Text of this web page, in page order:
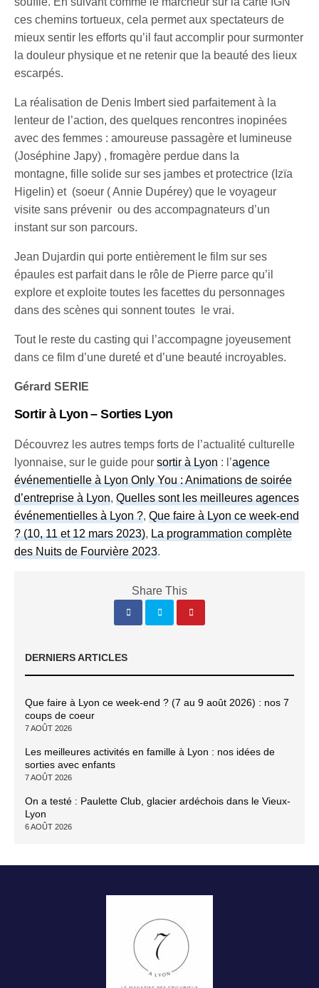
ces chemins tortueux, cela permet aux spectateurs de
mieux sentir les efforts qu’il faut accomplir pour surmonter
la douleur physique et ne retenir que la beauté des lieux
escarpés.
La réalisation de Denis Imbert sied parfaitement à la
lenteur de l’action, des quelques rencontres inopinées
avec des femmes : amoureuse passagère et lumineuse
(Joséphine Japy) , fromagère perdue dans la
montagne, fille solide sur ses jambes et protectrice (Izïa
Higelin) et (soeur ( Annie Dupérey) que le voyageur
visite sans prévenir ou des accompagnateurs d’un
instant sur son parcours.
Jean Dujardin qui porte entièrement le film sur ses
épaules est parfait dans le rôle de Pierre parce qu’il
explore et exploite toutes les facettes du personnages
dans des scènes qui sonnent toutes le vrai.
Tout le reste du casting qui l’accompagne joyeusement
dans ce film d’une dureté et d’une beauté incroyables.
Gérard SERIE
Sortir à Lyon – Sorties Lyon
Découvrez les autres temps forts de l’actualité culturelle
lyonnaise, sur le guide poursortir à Lyon : l’agence
événementielle à Lyon Only You : Animations de soirée
d’entreprise à Lyon,Quelles sont les meilleures agences
événementielles à Lyon ?,Que faire à Lyon ce week-end
? (10, 11 et 12 mars 2023),La programmation complète
des Nuits de Fourvière 2023.
Share This
DERNIERS ARTICLES
Que faire à Lyon ce week-end ? (7 au 9 août 2026) : nos 7
coups de coeur
7 AOÛT 2026
Les meilleures activités en famille à Lyon : nos idées de
sorties avec enfants
7 AOÛT 2026
On a testé : Paulette Club, glacier ardéchois dans le Vieux-
Lyon
6 AOÛT 2026